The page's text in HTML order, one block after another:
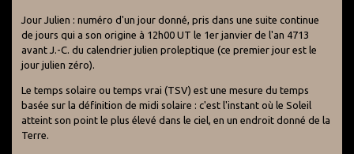
Jour Julien : numéro d'un jour donné, pris dans une suite continue
de jours qui a son origine à 12h00 UT le 1er janvier de l'an 4713
avant J.-C. du calendrier julien proleptique (ce premier jour est le
jour julien zéro).
Le temps solaire ou temps vrai (TSV) est une mesure du temps
basée sur la définition de midi solaire : c'est l'instant où le Soleil
atteint son point le plus élevé dans le ciel, en un endroit donné de la
Terre.